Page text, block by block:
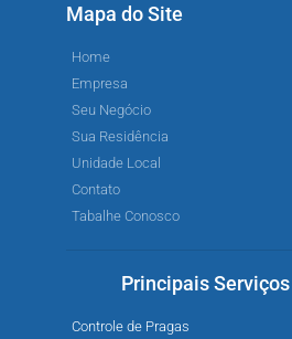
Mapa do Site
Home
Empresa
Seu Negócio
Sua Residência
Unidade Local
Contato
Tabalhe Conosco
Principais Serviços
Controle de Pragas